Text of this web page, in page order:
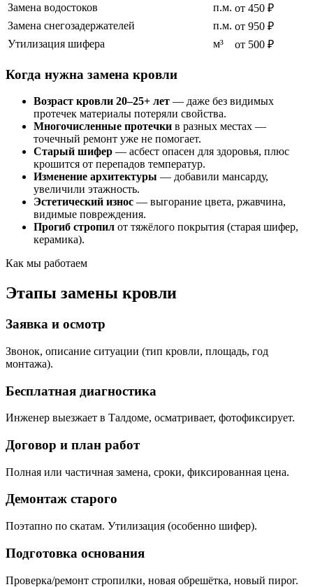
Замена водостоков
п.м. от 450 ₽
Замена снегозадержателей
п.м. от 950 ₽
Утилизация шифера
м³ от 500 ₽
Когда нужна замена кровли
Возраст кровли 20–25+ лет — даже без видимых
протечек материалы потеряли свойства.
Многочисленные протечки в разных местах —
точечный ремонт уже не помогает.
Старый шифер — асбест опасен для здоровья, плюс
крошится от перепадов температур.
Изменение архитектуры — добавили мансарду,
увеличили этажность.
Эстетический износ — выгорание цвета, ржавчина,
видимые повреждения.
Прогиб стропил от тяжёлого покрытия (старая шифер,
керамика).
Как мы работаем
Этапы замены кровли
Заявка и осмотр
Звонок, описание ситуации (тип кровли, площадь, год
монтажа).
Бесплатная диагностика
Инженер выезжает в Талдоме, осматривает, фотофиксирует.
Договор и план работ
Полная или частичная замена, сроки, фиксированная цена.
Демонтаж старого
Поэтапно по скатам. Утилизация (особенно шифер).
Подготовка основания
Проверка/ремонт стропилки, новая обрешётка, новый пирог.